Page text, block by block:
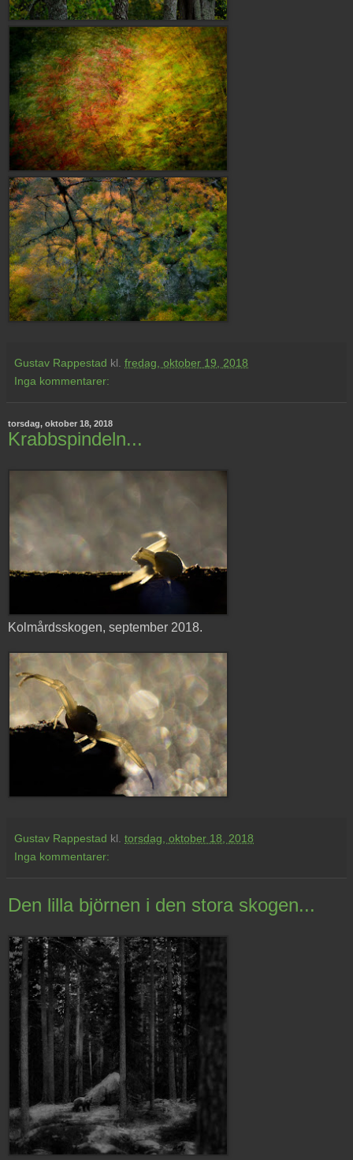
Gustav Rappestad kl. fredag, oktober 19, 2018
Inga kommentarer:
torsdag, oktober 18, 2018
Krabbspindeln...
Kolmårdsskogen, september 2018.
Gustav Rappestad kl. torsdag, oktober 18, 2018
Inga kommentarer:
Den lilla björnen i den stora skogen...